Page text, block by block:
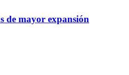
de mayor expansión